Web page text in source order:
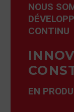
NOUS
CONTINU
EN